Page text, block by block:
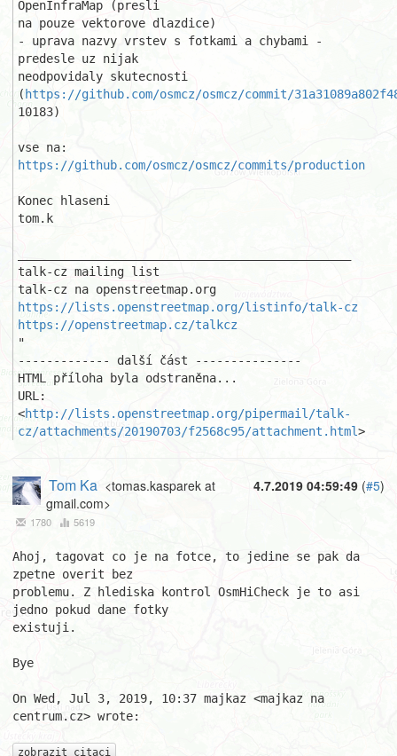
OpenInfraMap (presli
na pouze vektorove dlazdice)
- uprava nazvy vrstev s fotkami a chybami -
predesle uz nijak
neodpovidaly skutecnosti
( https://github.com/osmcz/osmcz/commit/
10183)
https://github.com/osmcz/osmcz/commits/production
Konec hlaseni
tom.k
talk-cz mailing list
https://lists.openstreetmap.org/listinfo/talk-cz
https://openstreetmap.cz/talkcz
"
------------- další část ---------------
HTML příloha byla odstraněna...
URL:
<http://lists.openstreetmap.org/pipermail/talk-
cz/attachments/20190703/f2568c95/attachment.html>
4.7.2019 04:59:49 (#5)
Tom Ka <tomas.kasparek at
gmail.com>
1780 5619
Ahoj, tagovat co je na fotce, to jedine se pak da
zpetne overit bez
problemu. Z hlediska kontrol OsmHiCheck je to asi
jedno pokud dane fotky
existuji.
Bye
On Wed, Jul 3, 2019, 10:37 majkaz <majkaz na
centrum.cz> wrote:
zobrazit citaci